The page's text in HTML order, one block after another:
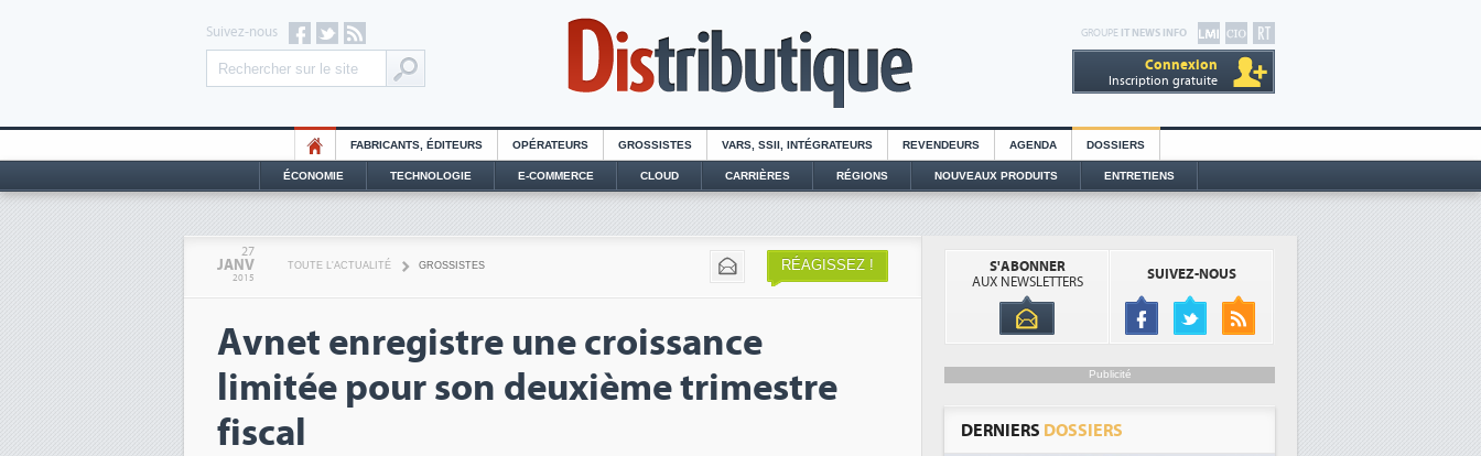
GROUPE IT NEWS INFO
Connexion
Inscription gratuite
Suivez-nous
FABRICANTS, ÉDITEURS OPÉRATEURS GROSSISTES VARS, SSII, INTÉGRATEURS REVENDEURS AGENDA DOSSIERS
ÉCONOMIE TECHNOLOGIE E-COMMERCE CLOUD CARRIÈRES RÉGIONS NOUVEAUX PRODUITS ENTRETIENS
27
JANV
2015
TOUTE L'ACTUALITÉ GROSSISTES RÉAGISSEZ !
Avnet enregistre une croissance
limitée pour son deuxième trimestre
fiscal
S'ABONNER
AUX NEWSLETTERS
SUIVEZ-NOUS
Publicité
DERNIERS DOSSIERS